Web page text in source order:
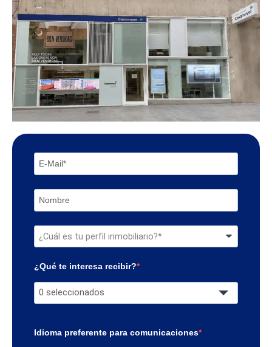
¿Qué te interesa recibir?
0 seleccionados
Idioma preferente para comunicaciones